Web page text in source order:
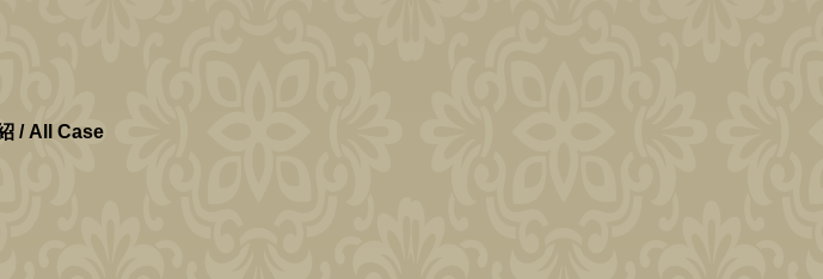
/ All Case